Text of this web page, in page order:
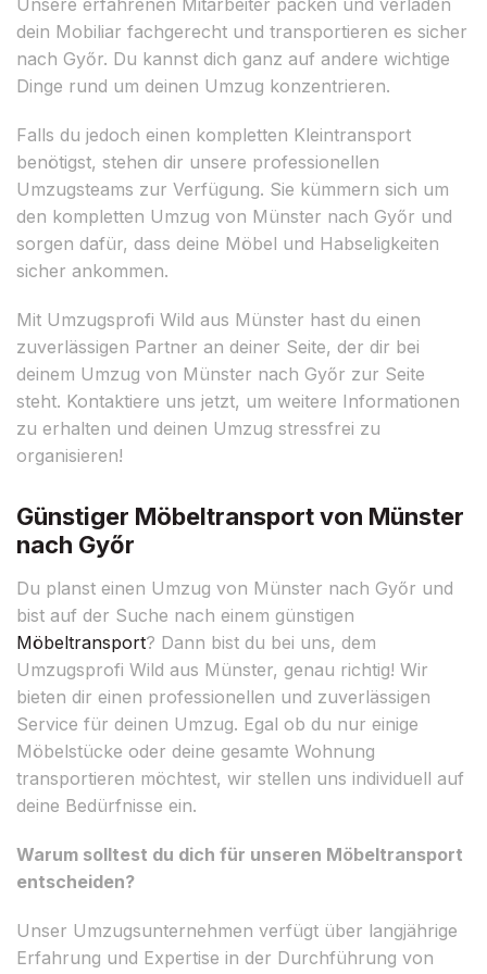
dein Mobiliar fachgerecht und transportieren es sicher
nach Győr. Du kannst dich ganz auf andere wichtige
Dinge rund um deinen Umzug konzentrieren.
Falls du jedoch einen kompletten Kleintransport
benötigst, stehen dir unsere professionellen
Umzugsteams zur Verfügung. Sie kümmern sich um
den kompletten Umzug von Münster nach Győr und
sorgen dafür, dass deine Möbel und Habseligkeiten
sicher ankommen.
Mit Umzugsprofi Wild aus Münster hast du einen
zuverlässigen Partner an deiner Seite, der dir bei
deinem Umzug von Münster nach Győr zur Seite
steht. Kontaktiere uns jetzt, um weitere Informationen
zu erhalten und deinen Umzug stressfrei zu
organisieren!
Günstiger Möbeltransport von Münster
nach Győr
Du planst einen Umzug von Münster nach Győr und
bist auf der Suche nach einem günstigen
Möbeltransport? Dann bist du bei uns, dem
Umzugsprofi Wild aus Münster, genau richtig! Wir
bieten dir einen professionellen und zuverlässigen
Service für deinen Umzug. Egal ob du nur einige
Möbelstücke oder deine gesamte Wohnung
transportieren möchtest, wir stellen uns individuell auf
deine Bedürfnisse ein.
Warum solltest du dich für unseren Möbeltransport
entscheiden?
Unser Umzugsunternehmen verfügt über langjährige
Erfahrung und Expertise in der Durchführung von